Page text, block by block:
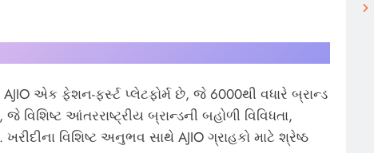
એક ફેશન-ફર્સ્ટ પ્લેટફોર્મ છે, જે 6000થી વધારે બ્રાન્ડ
આંતરરાષ્ટ્રીય બ્રાન્ડની બહોળી વિવિધતા,
વિશિષ્ટ અનુભવ સાથે AJIO ગ્રાહકો માટે શ્રેષ્ઠ